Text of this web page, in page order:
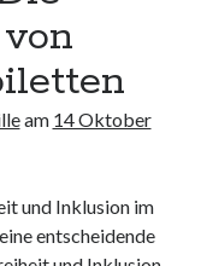
am 14 Oktober
und Inklusion im
entscheidende